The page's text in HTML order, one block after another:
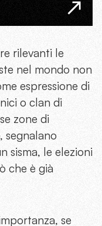
rilevanti le
nel mondo non
espressione di
o clan di
zone di
segnalano
sisma, le elezioni
che è già
se